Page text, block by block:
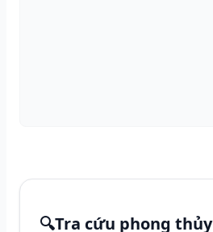
🔍Tra cứu phong thủy